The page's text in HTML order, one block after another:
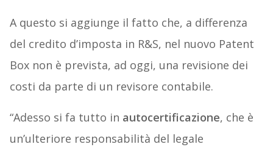
A questo si aggiunge il fatto che, a differenza
del credito d’imposta in R&S, nel nuovo Patent
Box non è prevista, ad oggi, una revisione dei
costi da parte di un revisore contabile.
“Adesso si fa tutto in autocertificazione, che è
un’ulteriore responsabilità del legale